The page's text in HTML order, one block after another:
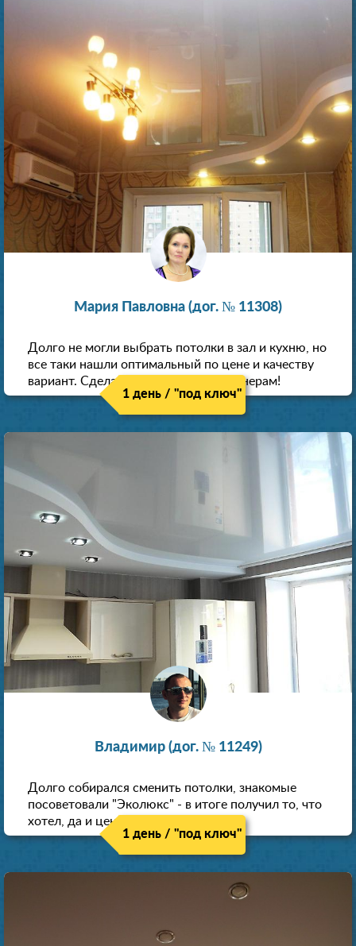
Мария Павловна (дог. № 11308)
Долго не могли выбрать потолки в зал и кухню, но
все таки нашли оптимальный по цене и качеству
вариант. Сделали скидку как пенсионерам!
1 день / "под ключ"
Владимир (дог. № 11249)
Долго собирался сменить потолки, знакомые
посоветовали "Эколюкс" - в итоге получил то, что
хотел, да и цена нормальная.
1 день / "под ключ"